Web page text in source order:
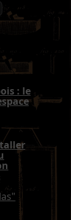
: le